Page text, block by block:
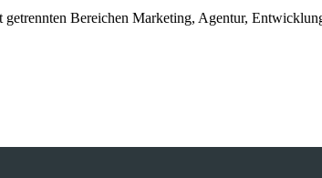
Bereichen Marketing, Agentur,